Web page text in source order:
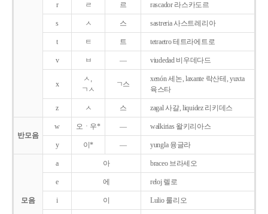
r ㄹ 르 rascador 라스카도르
s ㅅ 스 sastreria 사스트레리아
t ㅌ 트 tetraetro 테트라에트로
v ㅂ ― viudedad 비우데다드
x
ㅅ,
ㄱㅅ
ㄱ스
xenón 세논, laxante 락산테, yuxta
육스타
z ㅅ 스 zagal 사갈, liquidez 리키데스
반모음
w 오ㆍ우* ― walkirias 왈키리아스
y 이* ― yungla 융글라
모음
a 아 braceo 브라세오
e 에 reloj 렐로
i 이 Lulio 룰리오